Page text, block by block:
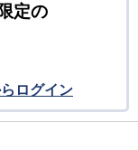
定の
ログイン